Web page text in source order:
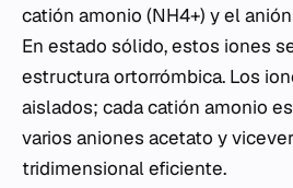
catión amonio (NH4+​) y el
En estado sólido, estos iones
estructura ortorrómbica. Los
aislados; cada catión amonio
varios aniones acetato y
tridimensional eficiente.